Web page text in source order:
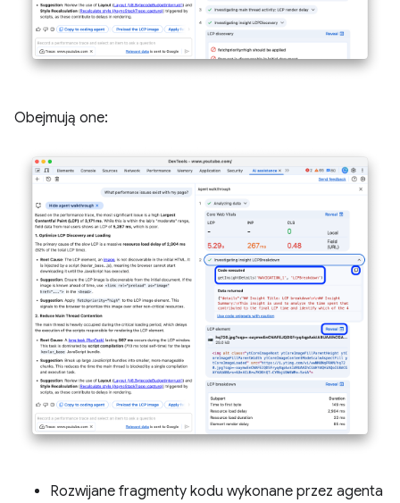
Obejmują one:
Rozwijane fragmenty kodu wykonane przez agenta